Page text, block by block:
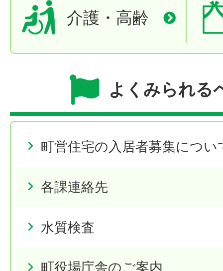
介護・高齢
よくみられる
町営住宅の入居者募集につい
各課連絡先
水質検査
町役場庁舎のご案内